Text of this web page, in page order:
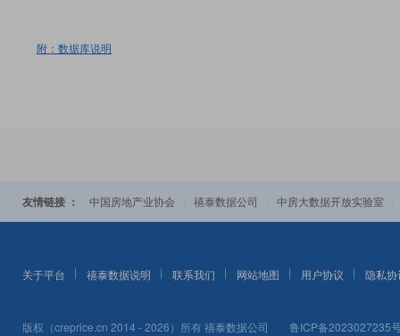
附：数据库说明
友情链接 ： 中国房地产业协会 禧泰数据公司 中房大数据开放实验室
关于平台 禧泰数据说明 联系我们 网站地图 用户协议 隐私协
版权（creprice.cn 2014 - 2026）所有禧泰数据公司 鲁ICP备2023027235